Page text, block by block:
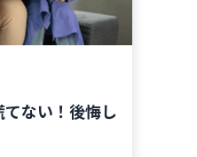
ない！後悔し